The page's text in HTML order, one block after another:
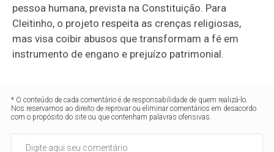
pessoa humana, prevista na Constituição. Para
Cleitinho, o projeto respeita as crenças religiosas,
mas visa coibir abusos que transformam a fé em
instrumento de engano e prejuízo patrimonial.
* O conteúdo de cada comentário é de responsabilidade de quem realizá-lo.
Nos reservamos ao direito de reprovar ou eliminar comentários em desacordo
com o propósito do site ou que contenham palavras ofensivas.